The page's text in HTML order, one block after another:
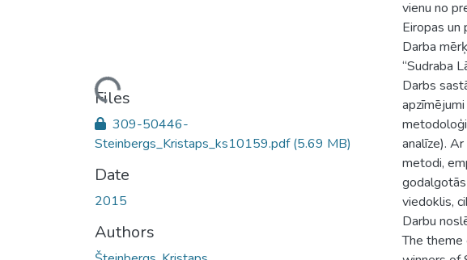
Loading...
Files
309-50446-
Steinbergs_Kristaps_ks10159.pdf(5.69 MB)
Date
2015
Authors
vienu no
Eiropas un
Darba
“Sudraba
Darbs
analīze).
metodi,
viedoklis,
Darbu
The theme